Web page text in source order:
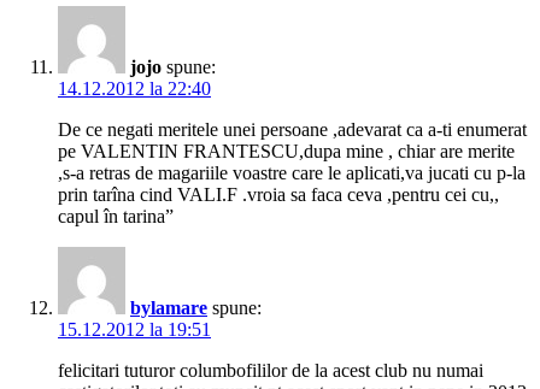
jojo spune:
14.12.2012 la 22:40
De ce negati meritele unei persoane ,adevarat ca a-ti enumerat
pe VALENTIN FRANTESCU,dupa mine , chiar are merite
,s-a retras de magariile voastre care le aplicati,va jucati cu p-la
prin tarîna cind VALI.F .vroia sa faca ceva ,pentru cei cu,,
capul în tarina”
bylamare spune:
15.12.2012 la 19:51
felicitari tuturor columbofililor de la acest club nu numai